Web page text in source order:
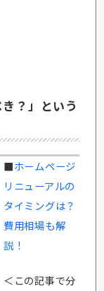
？」という
■ホームページ
リニューアルの
タイミングは？
費用相場も解
説！
＜この記事で分